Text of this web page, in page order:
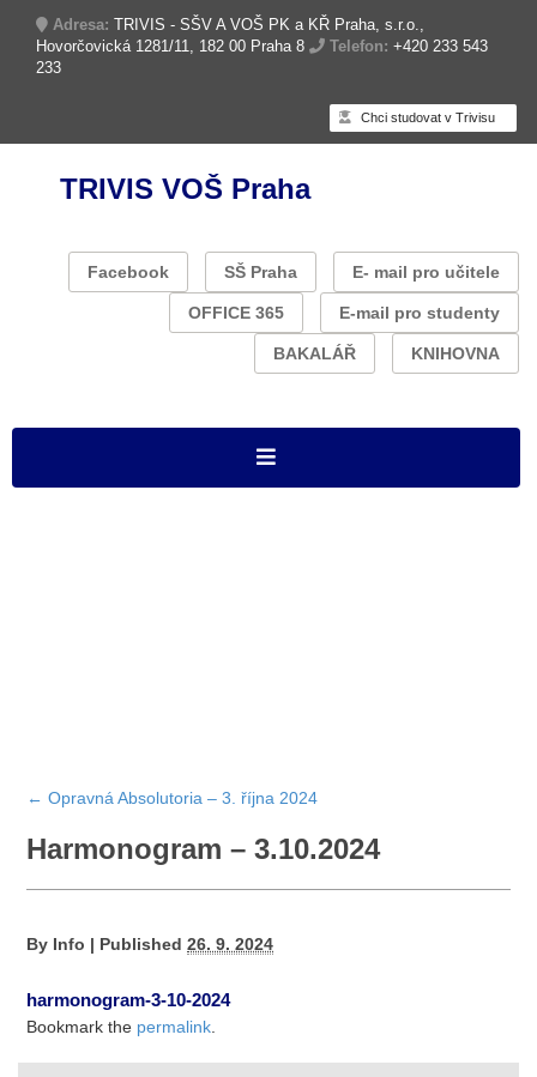
Adresa: TRIVIS - SŠV A VOŠ PK a KŘ Praha, s.r.o.,
Hovorčovická 1281/11, 182 00 Praha 8
Telefon: +420 233 543
233
Chci studovat v Trivisu
TRIVIS VOŠ Praha
Facebook SŠ Praha E- mail pro učitele
OFFICE 365 E-mail pro studenty
BAKALÁŘ KNIHOVNA
← Opravná Absolutoria – 3. října 2024
Harmonogram – 3.10.2024
By Info | Published 26. 9. 2024
harmonogram-3-10-2024
Bookmark the permalink